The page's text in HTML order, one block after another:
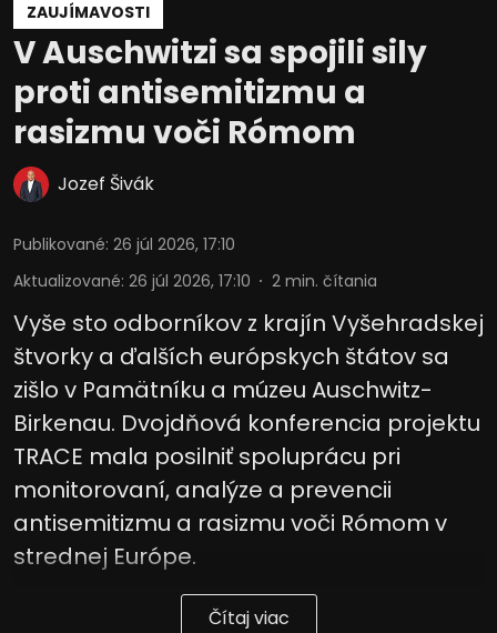
ZAUJÍMAVOSTI
V Auschwitzi sa spojili sily
proti antisemitizmu a
rasizmu voči Rómom
Jozef Šivák
Publikované: 26 júl 2026, 17:10
Aktualizované: 26 júl 2026, 17:10 2 min. čítania
Vyše sto odborníkov z krajín Vyšehradskej
štvorky a ďalších európskych štátov sa
zišlo v Pamätníku a múzeu Auschwitz-
Birkenau. Dvojdňová konferencia projektu
TRACE mala posilniť spoluprácu pri
monitorovaní, analýze a prevencii
antisemitizmu a rasizmu voči Rómom v
strednej Európe.
Čítaj viac
Používanie presných údajov o
geografickej polohe
Identifikácia zariadení na základe
aktívne vyžiadaných informácií
Účely spracovania, ktoré nie sú v kompetencii IAB:
Potrebný